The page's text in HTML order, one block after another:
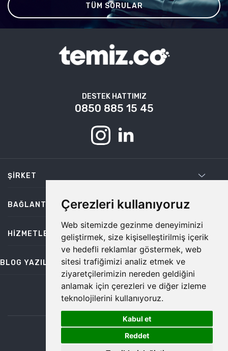
Çerezleri kullanıyoruz
Web sitemizde gezinme deneyiminizi
geliştirmek, size kişiselleştirilmiş içerik
ve hedefli reklamlar göstermek, web
sitesi trafiğimizi analiz etmek ve
ziyaretçilerimizin nereden geldiğini
anlamak için çerezleri ve diğer izleme
teknolojilerini kullanıyoruz.
Kabul et
Reddet
TÜM SORULAR
DESTEK HATTIMIZ
0850 885 15 45
ŞIRKET
BAĞLANTILAR
HIZMETLER
BLOG YAZILARI
bilgi@temiz.co
©2026 Temiz, Her Hakkı Saklıdır.